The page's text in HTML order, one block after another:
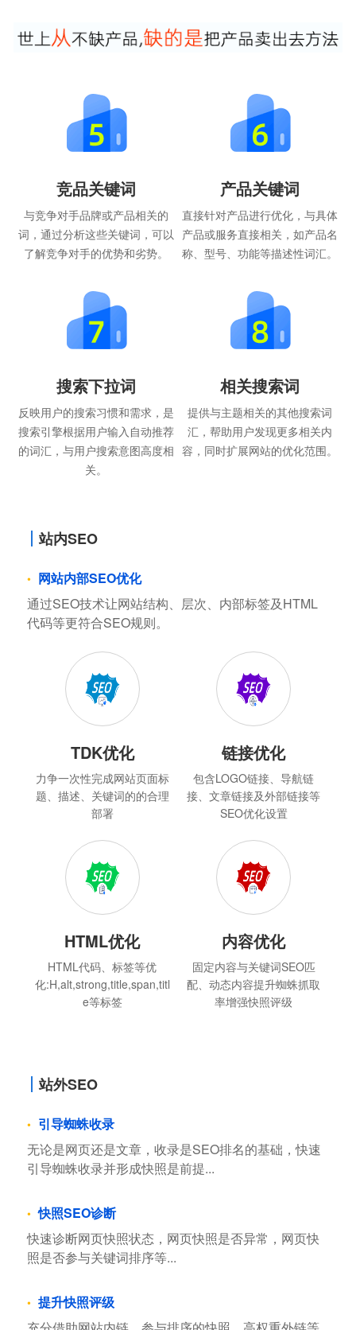
竞品关键词
与竞争对手品牌或产品相关的
词，通过分析这些关键词，可以
了解竞争对手的优势和劣势。
产品关键词
直接针对产品进行优化，与具体
产品或服务直接相关，如产品名
称、型号、功能等描述性词汇。
搜索下拉词
反映用户的搜索习惯和需求，是
搜索引擎根据用户输入自动推荐
的词汇，与用户搜索意图高度相
关。
相关搜索词
提供与主题相关的其他搜索词
汇，帮助用户发现更多相关内
容，同时扩展网站的优化范围。
站内SEO
网站内部SEO优化
通过SEO技术让网站结构、层次、内部标签及HTML
代码等更符合SEO规则。
TDK优化
力争一次性完成网站页面标
题、描述、关键词的的合理
部署
链接优化
包含LOGO链接、导航链
接、文章链接及外部链接等
SEO优化设置
HTML优化
HTML代码、标签等优
化:H,alt,strong,title,span,titl
e等标签
内容优化
固定内容与关键词SEO匹
配、动态内容提升蜘蛛抓取
率增强快照评级
站外SEO
引导蜘蛛收录
无论是网页还是文章，收录是SEO排名的基础，快速
引导蜘蛛收录并形成快照是前提...
快照SEO诊断
快速诊断网页快照状态，网页快照是否异常，网页快
照是否参与关键词排序等...
提升快照评级